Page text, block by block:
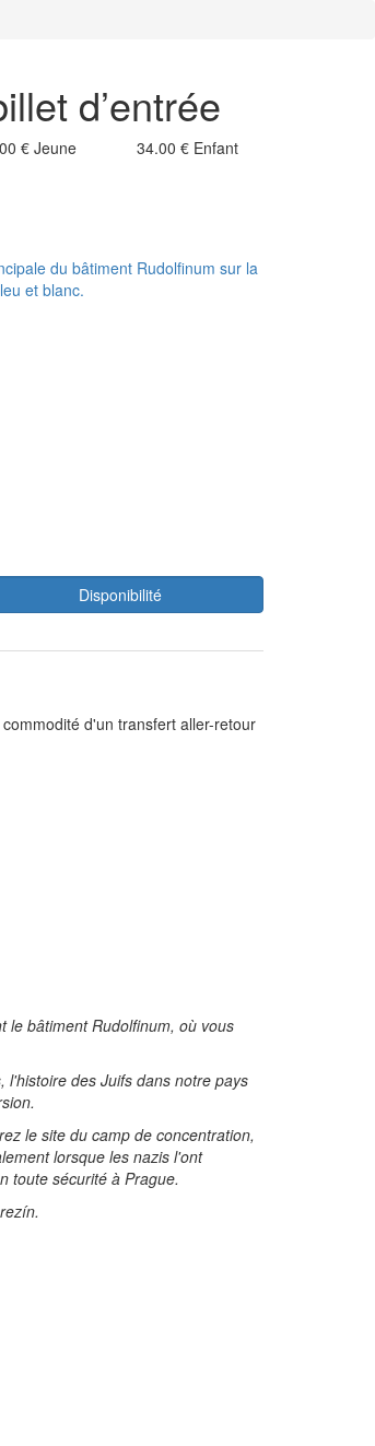
d’entrée
€ Jeune 34.00 € Enfant
du bâtiment Rudolfinum sur la
et blanc.
Disponibilité
d'un transfert aller-retour
le bâtiment Rudolfinum, où vous
l'histoire des Juifs dans notre pays
le site du camp de concentration,
lorsque les nazis l'ont
toute sécurité à Prague.